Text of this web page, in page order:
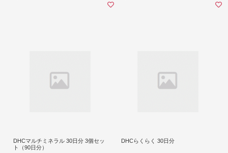
DHCマルチミネラル 30日分 3個セッ
ト（90日分）
DHCらくらく 30日分